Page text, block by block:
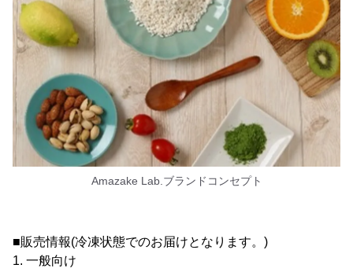
Amazake Lab.ブランドコンセプト
■販売情報(冷凍状態でのお届けとなります。)
1. 一般向け